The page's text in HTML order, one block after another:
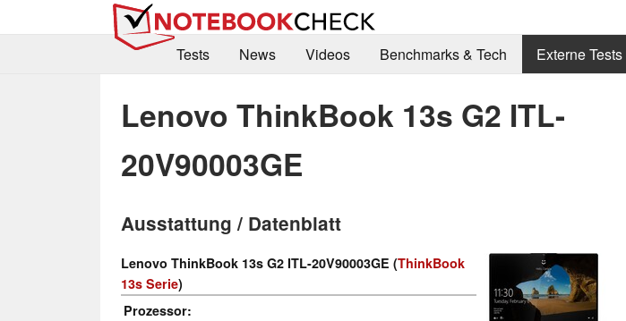
Tests
News Videos Benchmarks & Tech Externe Tests
Lenovo ThinkBook 13s G2 ITL-
20V90003GE
Ausstattung / Datenblatt
Lenovo ThinkBook 13s G2 ITL-20V90003GE (ThinkBook
13s Serie)
Prozessor